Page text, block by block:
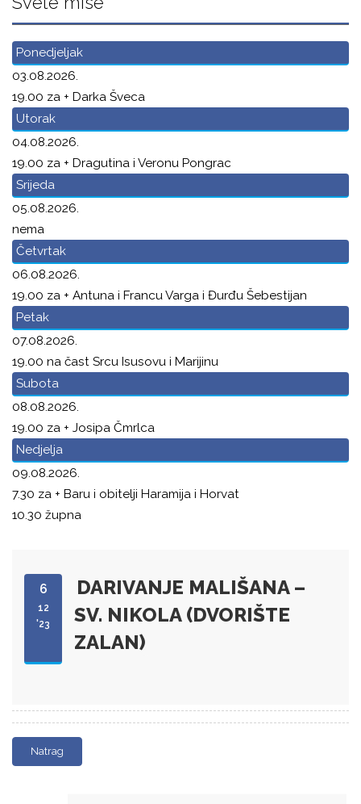
Ponedjeljak
03.08.2026.
19.00 za + Darka Šveca
Utorak
04.08.2026.
19.00 za + Dragutina i Veronu Pongrac
Srijeda
05.08.2026.
nema
Četvrtak
06.08.2026.
19.00 za + Antuna i Francu Varga i Đurđu Šebestijan
Petak
07.08.2026.
19.00 na čast Srcu Isusovu i Marijinu
Subota
08.08.2026.
19.00 za + Josipa Čmrlca
Nedjelja
09.08.2026.
7.30 za + Baru i obitelji Haramija i Horvat
10.30 župna
6
12
'23
DARIVANJE MALIŠANA –
SV. NIKOLA (DVORIŠTE
ZALAN)
Natrag